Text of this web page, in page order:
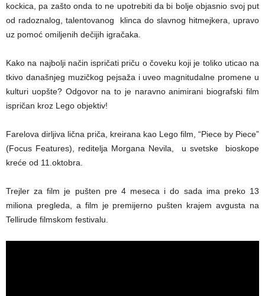
kockica, pa zašto onda to ne upotrebiti da bi bolje objasnio svoj put
od radoznalog, talentovanog klinca do slavnog hitmejkera, upravo
uz pomoć omiljenih dečijih igračaka.
Kako na najbolji način ispričati priču o čoveku koji je toliko uticao na
tkivo današnjeg muzičkog pejsaža i uveo magnitudalne promene u
kulturi uopšte? Odgovor na to je naravno animirani biografski film
ispričan kroz Lego objektiv!
Farelova dirljiva lična priča, kreirana kao Lego film, “Piece by Piece”
(Focus Features), reditelja Morgana Nevila, u svetske bioskope
kreće od 11.oktobra.
Trejler za film je pušten pre 4 meseca i do sada ima preko 13
miliona pregleda, a film je premijerno pušten krajem avgusta na
Tellirude filmskom festivalu.